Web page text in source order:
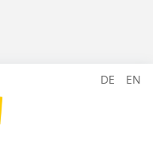
DE EN